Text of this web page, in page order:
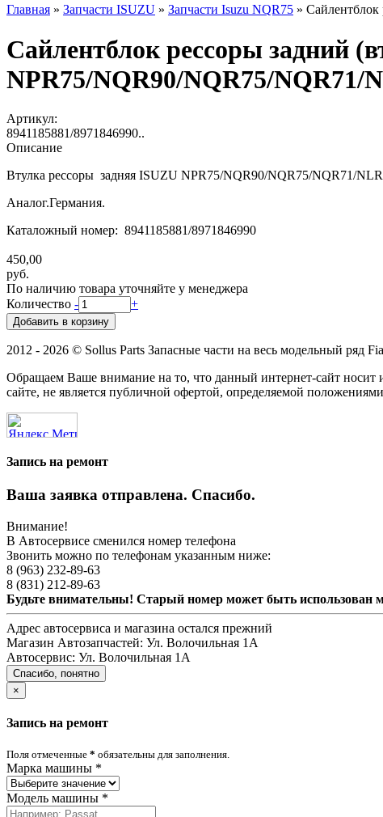
Главная » Запчасти ISUZU » Запчасти Isuzu NQR75 »
Сайлентблок рессоры задний
NPR75/NQR90/NQR75/NQR71/
Артикул:
8941185881/8971846990..
Описание
Втулка рессоры задняя ISUZU NPR75/NQR90/NQR75/NQR71/
Аналог.Германия.
Каталожный номер: 8941185881/8971846990
450,00
руб.
По наличию товара уточняйте у менеджера
Количество - +
2012 - 2026 © Sollus Parts Запасные части на весь модельный ряд
Обращаем Ваше внимание на то, что данный интернет-сайт
сайте, не является публичной офертой, определяемой
Запись на ремонт
Ваша заявка отправлена. Спасибо.
Внимание!
В Автосервисе сменился номер телефона
Звонить можно по телефонам указанным ниже:
8 (963) 232-89-63
8 (831) 212-89-63
Будьте внимательны! Старый номер может быть использован
Адрес автосервиса и магазина остался прежний
Магазин Автозапчастей: Ул. Волочильная 1А
Автосервис: Ул. Волочильная 1А
Спасибо, понятно
×
Запись на ремонт
Поля отмеченные * обязательны для заполнения.
Марка машины *
Модель машины *